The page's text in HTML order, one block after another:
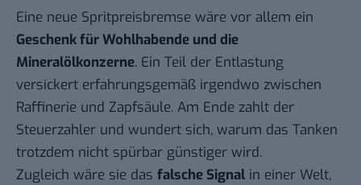
Eine neue Spritpreisbremse wäre vor allem ein
Geschenk für Wohlhabende und die
Mineralölkonzerne. Ein Teil der Entlastung
versickert erfahrungsgemäß irgendwo zwischen
Raffinerie und Zapfsäule. Am Ende zahlt der
Steuerzahler und wundert sich, warum das Tanken
trotzdem nicht spürbar günstiger wird.
Zugleich wäre sie das falsche Signal in einer Welt,